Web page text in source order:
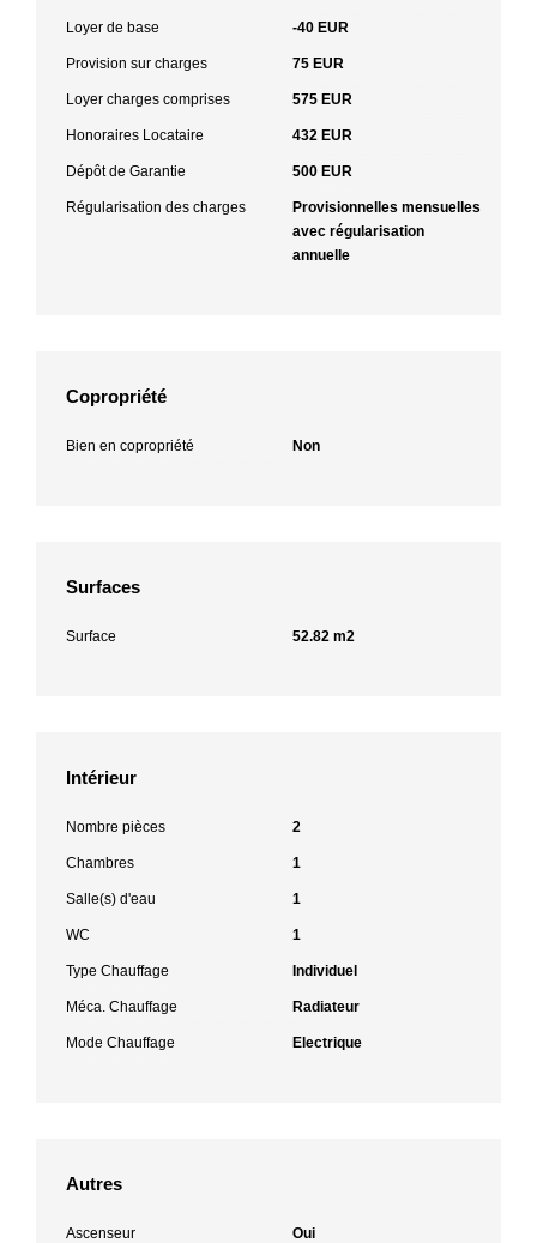
Loyer de base -40 EUR
Provision sur charges 75 EUR
Loyer charges comprises 575 EUR
Honoraires Locataire 432 EUR
Dépôt de Garantie 500 EUR
Régularisation des charges
Provisionnelles mensuelles
avec régularisation
annuelle
Copropriété
Bien en copropriété Non
Surfaces
Surface 52.82 m2
Intérieur
Nombre pièces 2
Chambres 1
Salle(s) d'eau 1
WC 1
Type Chauffage Individuel
Méca. Chauffage Radiateur
Mode Chauffage Electrique
Autres
Ascenseur Oui